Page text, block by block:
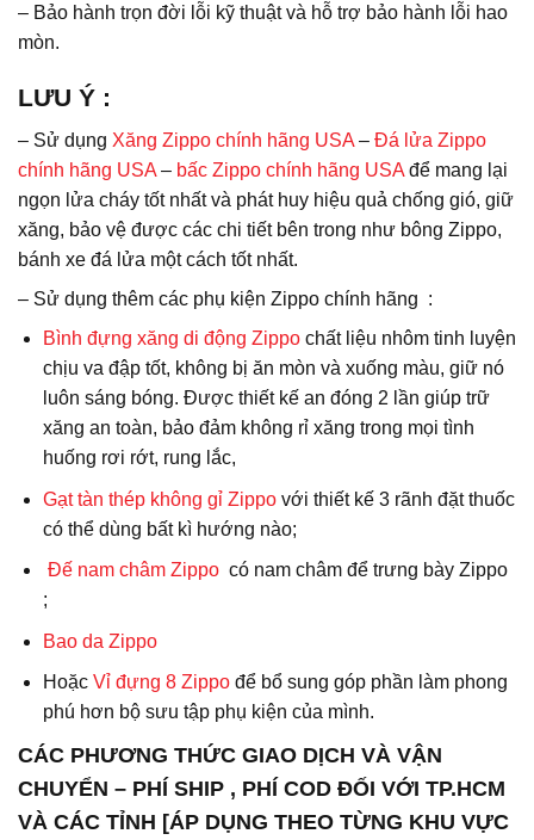
– Bảo hành trọn đời lỗi kỹ thuật và hỗ trợ bảo hành lỗi hao
mòn.
LƯU Ý :
– Sử dụng Xăng Zippo chính hãng USA – Đá lửa Zippo
chính hãng USA – bấc Zippo chính hãng USA để mang lại
ngọn lửa cháy tốt nhất và phát huy hiệu quả chống gió, giữ
xăng, bảo vệ được các chi tiết bên trong như bông Zippo,
bánh xe đá lửa một cách tốt nhất.
– Sử dụng thêm các phụ kiện Zippo chính hãng :
Bình đựng xăng di động Zippochất liệu nhôm tinh luyện
chịu va đập tốt, không bị ăn mòn và xuống màu, giữ nó
luôn sáng bóng. Được thiết kế an đóng 2 lần giúp trữ
xăng an toàn, bảo đảm không rỉ xăng trong mọi tình
huống rơi rớt, rung lắc,
Gạt tàn thép không gỉ Zippo với thiết kế 3 rãnh đặt thuốc
có thể dùng bất kì hướng nào;
Đế nam châm Zippocó nam châm để trưng bày Zippo
;
Bao da Zippo
Hoặc Vỉ đựng 8 Zippođể bổ sung góp phần làm phong
phú hơn bộ sưu tập phụ kiện của mình.
CÁC PHƯƠNG THỨC GIAO DỊCH VÀ VẬN
CHUYỂN – PHÍ SHIP , PHÍ COD ĐỐI VỚI TP.HCM
VÀ CÁC TỈNH [ÁP DỤNG THEO TỪNG KHU VỰC